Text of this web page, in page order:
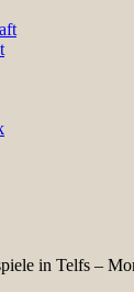
in Telfs –